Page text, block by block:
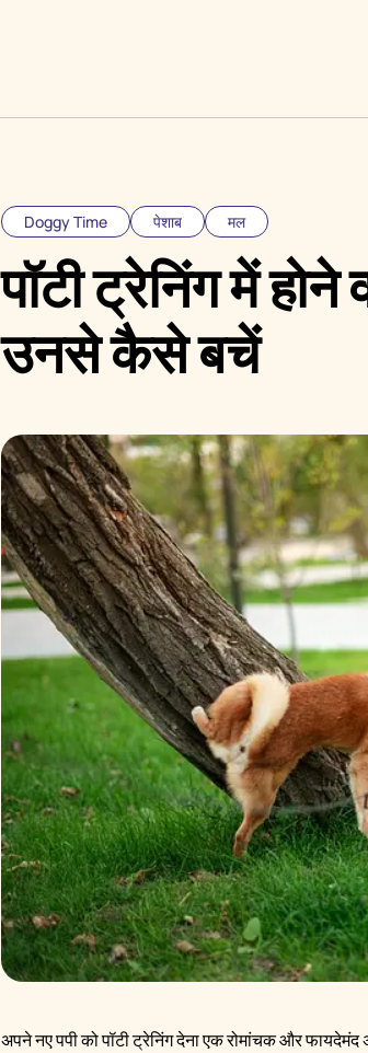
Doggy Time पेशाब मल
पॉटी ट्रेनिंग में
उनसे कैसे बचें
अपने नए पपी को पॉटी ट्रेनिंग देना एक रोमांचक और